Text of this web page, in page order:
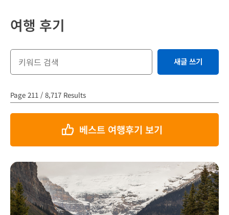
여행 후기
새글 쓰기
Page 211 / 8,717 Results
베스트 여행후기 보기